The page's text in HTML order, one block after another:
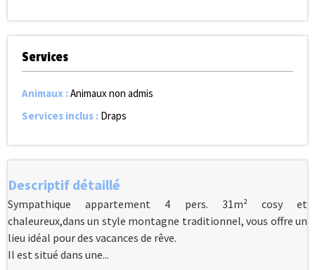
Services
Animaux :Animaux non admis
Services inclus : Draps
Descriptif détaillé
Sympathique appartement 4 pers. 31m² cosy et
chaleureux,dans un style montagne traditionnel, vous offre un
lieu idéal pour des vacances de rêve.
Il est situé dans une...